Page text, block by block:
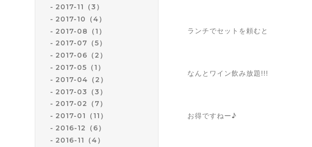
2017-11（3）
2017-10（4）
2017-08（1）
2017-07（5）
2017-06（2）
2017-05（1）
2017-04（2）
2017-03（3）
2017-02（7）
2017-01（11）
2016-12（6）
2016-11（4）
ランチでセットを頼むと
なんとワイン飲み放題!!!
お得ですねー♪